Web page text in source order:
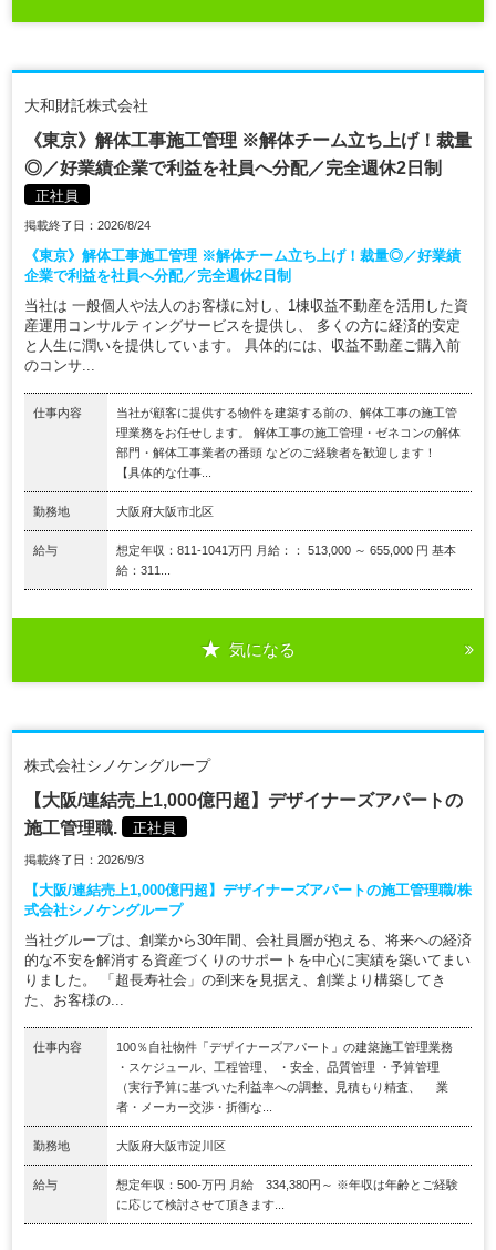
大和財託株式会社
《東京》解体工事施工管理 ※解体チーム立ち上げ！裁量
◎／好業績企業で利益を社員へ分配／完全週休2日制
正社員
掲載終了日：2026/8/24
《東京》解体工事施工管理 ※解体チーム立ち上げ！裁量◎／好業績
企業で利益を社員へ分配／完全週休2日制
当社は 一般個人や法人のお客様に対し、1棟収益不動産を活用した資
産運用コンサルティングサービスを提供し、 多くの方に経済的安定
と人生に潤いを提供しています。 具体的には、収益不動産ご購入前
のコンサ...
仕事内容
当社が顧客に提供する物件を建築する前の、解体工事の施工管
理業務をお任せします。 解体工事の施工管理・ゼネコンの解体
部門・解体工事業者の番頭 などのご経験者を歓迎します！
【具体的な仕事...
勤務地 大阪府大阪市北区
給与
想定年収：811-1041万円 月給：： 513,000 ～ 655,000 円 基本
給：311...
気になる
株式会社シノケングループ
【大阪/連結売上1,000億円超】デザイナーズアパートの
施工管理職.
正社員
掲載終了日：2026/9/3
【大阪/連結売上1,000億円超】デザイナーズアパートの施工管理職/株
式会社シノケングループ
当社グループは、創業から30年間、会社員層が抱える、将来への経済
的な不安を解消する資産づくりのサポートを中心に実績を築いてまい
りました。 「超長寿社会」の到来を見据え、創業より構築してき
た、お客様の...
仕事内容
100％自社物件「デザイナーズアパート」の建築施工管理業務
・スケジュール、工程管理、 ・安全、品質管理 ・予算管理
（実行予算に基づいた利益率への調整、見積もり精査、 業
者・メーカー交渉・折衝な...
勤務地 大阪府大阪市淀川区
給与
想定年収：500-万円 月給 334,380円～ ※年収は年齢とご経験
に応じて検討させて頂きます...